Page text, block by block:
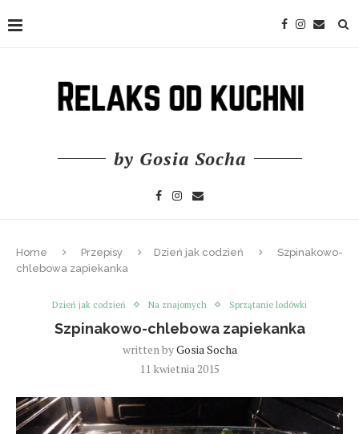
by Gosia Socha
Home Przepisy Dzień jak codzień
Szpinakowo-
chlebowa zapiekanka
Dzień jak codzień Na znajomych Sprzątanie lodówki
Szpinakowo-chlebowa zapiekanka
written byGosia Socha
11 kwietnia 2015